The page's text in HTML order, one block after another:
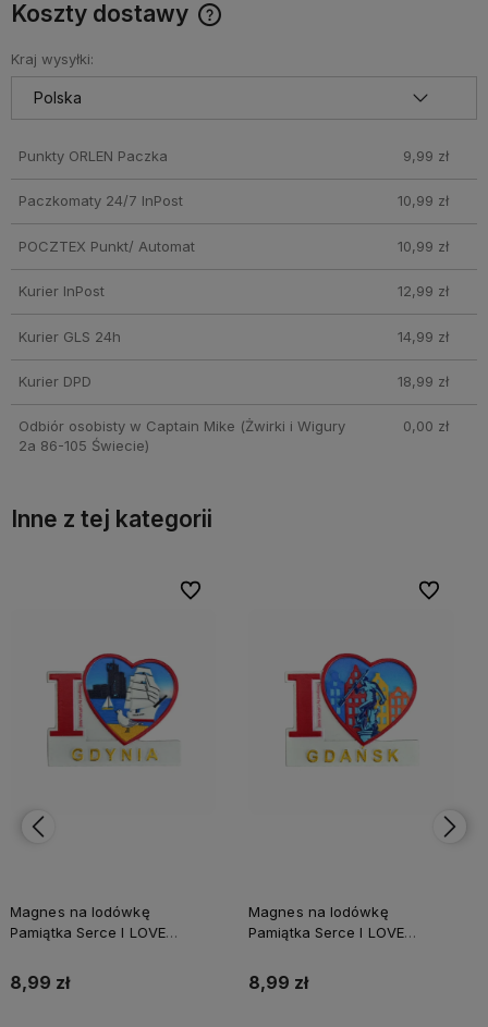
Koszty dostawy
produkty które nie mieszczą się do Paczkomatu nie
wchodzą w skład promocji. Koszty wysyłki dla przesyłek
pobraniowych mogą być droższe
Kraj wysyłki:
Punkty ORLEN Paczka 9,99 zł
Paczkomaty 24/7 InPost 10,99 zł
POCZTEX Punkt/ Automat 10,99 zł
Kurier InPost 12,99 zł
Kurier GLS 24h 14,99 zł
Kurier DPD 18,99 zł
Odbiór osobisty w Captain Mike (Żwirki i Wigury
2a 86-105 Świecie)
0,00 zł
Inne z tej kategorii
Magnes na lodówkę
Pamiątka Serce I LOVE
8,99 zł
Do ulubionych
Do ulubionych
Magnes na lodówkę
Pamiątka Serce I LOVE
8,99 zł
Do
Do